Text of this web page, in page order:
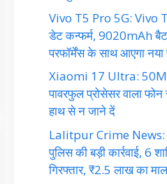
Vivo T5 Pro 5G: Vivo
डेट कन्फर्म, 9020mAh
परफॉर्मेंस के साथ आएगा
Xiaomi 17 Ultra:
पावरफुल प्रोसेसर वाला
हाथ से न जाने दें
Lalitpur Crime News:
पुलिस की बड़ी कार्रवाई, 6
गिरफ्तार, ₹2.5 लाख का